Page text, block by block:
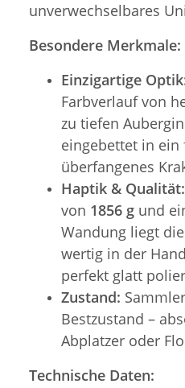
unverwechselbares
Besondere Merkmale:
Einzigartige
Farbverlauf von
zu tiefen
eingebettet in ein
überfangenes
Haptik & Qualität:
von 1856 g und
Wandung liegt
wertig in der
perfekt glatt
Zustand:
Bestzustand –
Abplatzer oder
Technische Daten: